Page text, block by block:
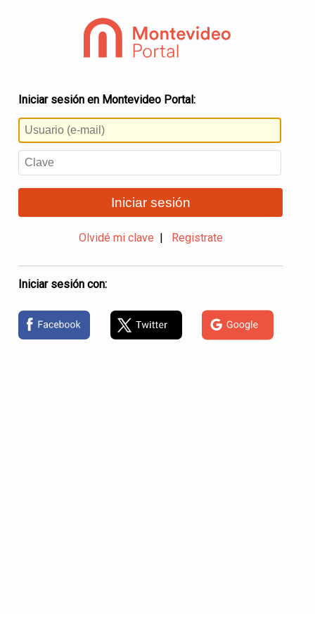
Iniciar sesión en Montevideo Portal:
Iniciar sesión
Olvidé mi clave Registrate
Iniciar sesión con: